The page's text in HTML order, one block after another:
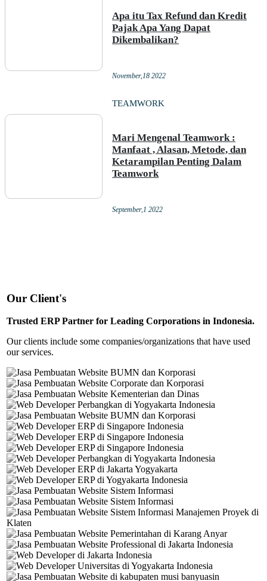
Apa itu Tax Refund dan Kredit
Pajak Apa Yang Dapat
Dikembalikan?
November,18 2022
TEAMWORK
Mari Mengenal Teamwork :
Manfaat , Alasan, Metode, dan
Ketarampilan Penting Dalam
Teamwork
September,1 2022
Our Client's
Trusted ERP Partner for Leading Corporations in Indonesia.
Our clients include some companies/organizations that have used
our services.